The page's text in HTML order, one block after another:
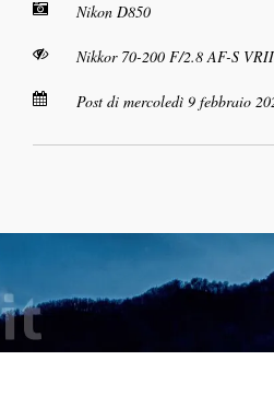
Nikon D850
Nikkor 70-200 F/2.8 AF-S VRII
Post di mercoledì 9 febbraio